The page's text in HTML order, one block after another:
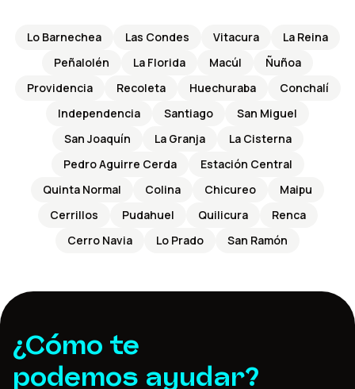
Lo Barnechea Las Condes Vitacura
La Reina
Peñalolén
La Florida Macúl
Ñuñoa
Providencia
Recoleta Huechuraba
Conchalí
Independencia
Santiago
San Miguel
San Joaquín
La Granja
La Cisterna
Pedro Aguirre Cerda
Estación Central
Quinta Normal
Colina Chicureo
Maipu
Cerrillos
Pudahuel Quilicura
Renca
Cerro Navia
Lo Prado San Ramón
¿Cómo te
podemos ayudar?